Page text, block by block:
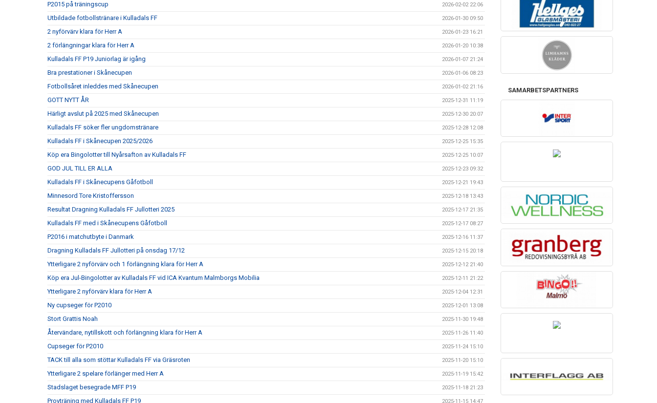
P2015 på träningscup 2026-02-02 22:06
Utbildade fotbollstränare i Kulladals FF 2026-01-30 09:50
2 nyförvärv klara för Herr A 2026-01-23 16:21
2 förlängningar klara för Herr A 2026-01-20 10:38
Kulladals FF P19 Juniorlag är igång 2026-01-07 21:24
Bra prestationer i Skånecupen 2026-01-06 08:23
Fotbollsåret inleddes med Skånecupen 2026-01-02 21:16
GOTT NYTT ÅR 2025-12-31 11:19
Härligt avslut på 2025 med Skånecupen 2025-12-30 20:07
Kulladals FF söker fler ungdomstränare 2025-12-28 12:08
Kulladals FF i Skånecupen 2025/2026 2025-12-25 15:35
Köp era Bingolotter till Nyårsafton av Kulladals FF 2025-12-25 10:07
GOD JUL TILL ER ALLA 2025-12-23 09:32
Kulladals FF i Skånecupens Gåfotboll 2025-12-21 19:43
Minnesord Tore Kristoffersson 2025-12-18 13:43
Resultat Dragning Kulladals FF Jullotteri 2025 2025-12-17 21:35
Kulladals FF med i Skånecupens Gåfotboll 2025-12-17 08:27
P2016 i matchutbyte i Danmark 2025-12-16 11:37
Dragning Kulladals FF Jullotteri på onsdag 17/12 2025-12-15 20:18
Ytterligare 2 nyförvärv och 1 förlängning klara för Herr A 2025-12-12 21:40
Köp era Jul-Bingolotter av Kulladals FF vid ICA Kvantum Malmborgs Mobilia 2025-12-11 21:22
Ytterligare 2 nyförvärv klara för Herr A 2025-12-04 12:31
Ny cupseger för P2010 2025-12-01 13:08
Stort Grattis Noah 2025-11-30 19:48
Återvändare, nytillskott och förlängning klara för Herr A 2025-11-26 11:40
Cupseger för P2010 2025-11-24 15:10
TACK till alla som stöttar Kulladals FF via Gräsroten 2025-11-20 15:10
Ytterligare 2 spelare förlänger med Herr A 2025-11-19 15:42
Stadslaget besegrade MFF P19 2025-11-18 21:23
Provträning med Kulladals FF P19 2025-11-15 14:47
SAMARBETSPARTNERS